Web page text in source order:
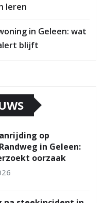
leren
in Geleen: wat
blijft
op
in Geleen:
oorzaak